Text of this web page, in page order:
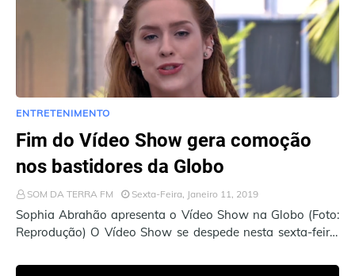
ENTRETENIMENTO
Fim do Vídeo Show gera comoção
nos bastidores da Globo
SOM DA TERRA FM Sexta-Feira, Janeiro 11, 2019
Sophia Abrahão apresenta o Vídeo Show na Globo (Foto:
Reprodução) O Vídeo Show se despede nesta sexta-feira,